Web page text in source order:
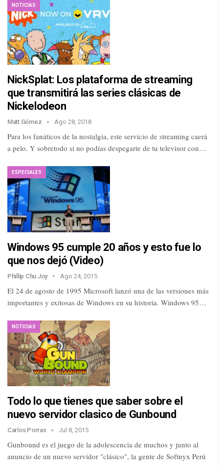
NOTICIAS
NickSplat: Los plataforma de streaming
que transmitirá las series clásicas de
Nickelodeon
Matt Gómez Ago 28, 2018
Para los fanáticos de la nostalgia, este servicio de streaming caerá
a pelo. Y sobretodo si no podías despegarte de tu televisor con…
ESPECIALES
Windows 95 cumple 20 años y esto fue lo
que nos dejó (Video)
Phillip Chu Joy Ago 24, 2015
El 24 de agosto de 1995 Microsoft lanzó una de las versiones más
importantes y exitosas de Windows en su historia. Windows 95…
NOTICIAS
Todo lo que tienes que saber sobre el
nuevo servidor clasico de Gunbound
Carlos Porras Jul 8, 2015
Gunbound es el juego de la adolescencia de muchos y junto al
anuncio de un nuevo servidor "clásico", la gente de Softnyx Perú